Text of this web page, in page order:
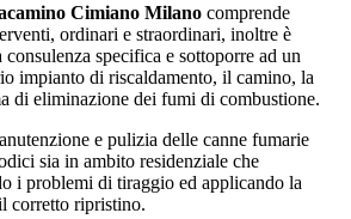
Cimiano Milano comprende
ordinari e straordinari, inoltre è
specifica e sottoporre ad un
impianto di riscaldamento, il camino, la
di eliminazione dei fumi di combustione.
e pulizia delle canne fumarie
sia in ambito residenziale che
i problemi di tiraggio ed applicando la
corretto ripristino.